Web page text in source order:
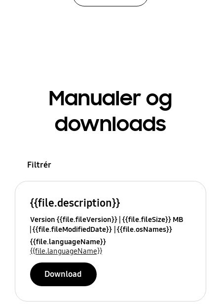
Manualer og
downloads
Filtrér
{{file.description}}
Version {{file.fileVersion}} {{file.fileSize}} MB
{{file.fileModifiedDate}} {{file.osNames}}
{{file.languageName}}
{{file.languageName}}
Download